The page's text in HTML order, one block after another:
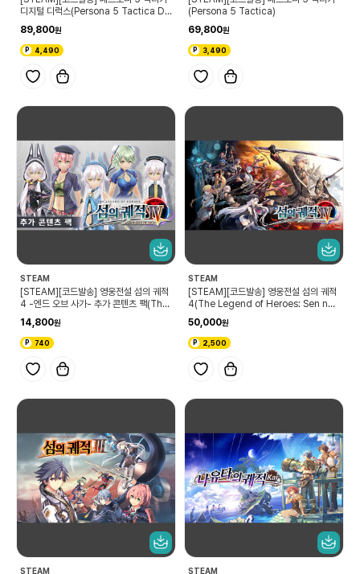
디지털 디럭스(Persona 5 Tactica Di
89,800
4,490
(Persona 5 Tactica)
69,800
3,490
STEAM
[STEAM][코드발송] 영웅전설 섬의 궤적
4 -엔드 오브 사가- 추가 콘텐츠 팩(The
V -THE END OF SAGA- Additiona
l Contents Pack)
14,800
740
STEAM
[STEAM][코드발송] 영웅전설 섬의 궤적
4(The Legend of Heroes: Sen no
50,000
2,500
STEAM STEAM